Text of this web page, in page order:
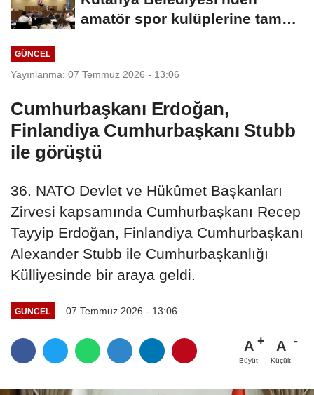
amatör spor kulüplerine tam
GÜNCEL
Yayınlanma: 07 Temmuz 2026 - 13:06
Cumhurbaşkanı Erdoğan,
Finlandiya Cumhurbaşkanı Stubb
ile görüştü
36. NATO Devlet ve Hükûmet Başkanları
Zirvesi kapsamında Cumhurbaşkanı Recep
Tayyip Erdoğan, Finlandiya Cumhurbaşkanı
Alexander Stubb ile Cumhurbaşkanlığı
Külliyesinde bir araya geldi.
GÜNCEL 07 Temmuz 2026 - 13:06
A
Büyüt
A
Küçült